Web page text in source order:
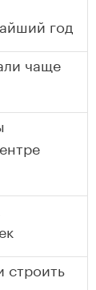
год
чаще
строить